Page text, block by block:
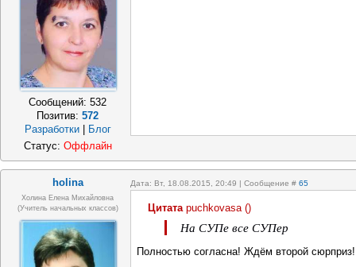
Сообщений:532
Позитив:572
Разработки
Блог
Статус: Оффлайн
holina Дата: Вт, 18.08.2015, 20:49 | Сообщение # 65
Холина Елена Михайловна
(учитель начальных классов)
Цитата puchkovasa()
На СУПе все СУПер
Полностью согласна! Ждём второй сюрприз!